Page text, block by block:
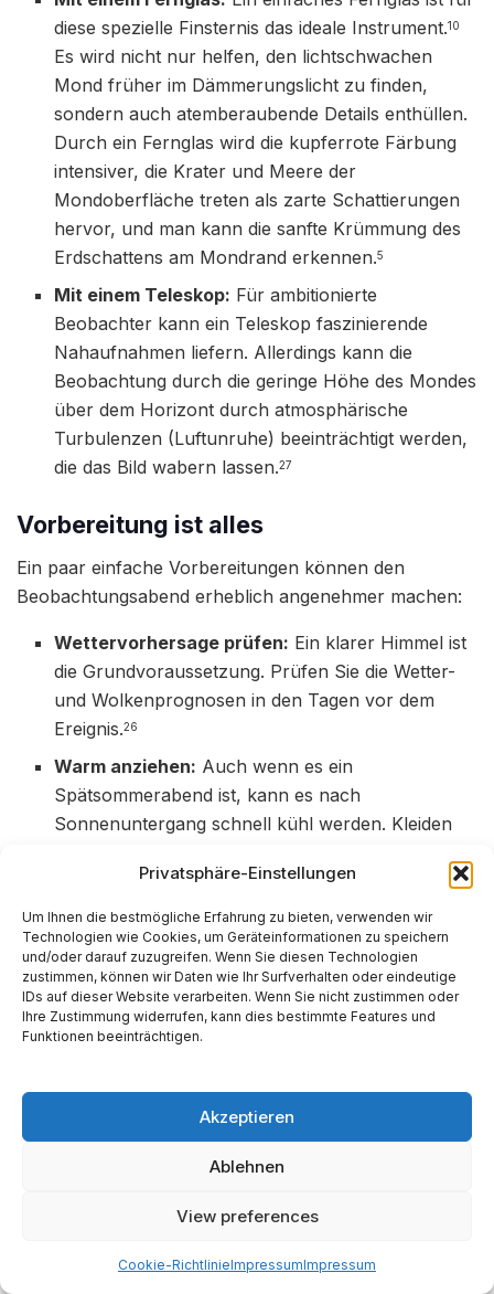
Privatsphäre-Einstellungen
Um Ihnen die bestmögliche Erfahrung zu bieten, verwenden wir
Technologien wie Cookies, um Geräteinformationen zu speichern
und/oder darauf zuzugreifen. Wenn Sie diesen Technologien
zustimmen, können wir Daten wie Ihr Surfverhalten oder eindeutige
IDs auf dieser Website verarbeiten. Wenn Sie nicht zustimmen oder
Ihre Zustimmung widerrufen, kann dies bestimmte Features und
Funktionen beeinträchtigen.
Akzeptieren
Ablehnen
View preferences
Cookie-RichtlinieImpressumImpressum
diese spezielle Finsternis das ideale Instrument.10
Es wird nicht nur helfen, den lichtschwachen
Mond früher im Dämmerungslicht zu finden,
sondern auch atemberaubende Details enthüllen.
Durch ein Fernglas wird die kupferrote Färbung
intensiver, die Krater und Meere der
Mondoberfläche treten als zarte Schattierungen
hervor, und man kann die sanfte Krümmung des
Erdschattens am Mondrand erkennen.5
Mit einem Teleskop: Für ambitionierte
Beobachter kann ein Teleskop faszinierende
Nahaufnahmen liefern. Allerdings kann die
Beobachtung durch die geringe Höhe des Mondes
über dem Horizont durch atmosphärische
Turbulenzen (Luftunruhe) beeinträchtigt werden,
die das Bild wabern lassen.27
Vorbereitung ist alles
Ein paar einfache Vorbereitungen können den
Beobachtungsabend erheblich angenehmer machen:
Wettervorhersage prüfen: Ein klarer Himmel ist
die Grundvoraussetzung. Prüfen Sie die Wetter-
und Wolkenprognosen in den Tagen vor dem
Ereignis.26
Warm anziehen: Auch wenn es ein
Spätsommerabend ist, kann es nach
Sonnenuntergang schnell kühl werden. Kleiden
Sie eine Decke mit.26
Bequemlichkeit:Ein Klappstuhl oder eine
Isomatte sorgt für Komfort während der
mehrstündigen Beobachtung.
Geduld mitbringen:Besonders in den ersten
Minuten nach Mondaufgang wird der Mond sehr
auf. Mit zunehmender Dunkelheit und Höhe wird
der Anblick immer eindrucksvoller.
Vergangenheit – Von
göttlichen Omen zu